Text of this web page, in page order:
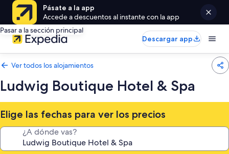
Pásate a la app
Accede a descuentos al instante con la app
Pasar a la sección principal
Descargar app
Ver todos los alojamientos
Ludwig Boutique Hotel & Spa
Elige las fechas para ver los precios
¿A dónde vas?